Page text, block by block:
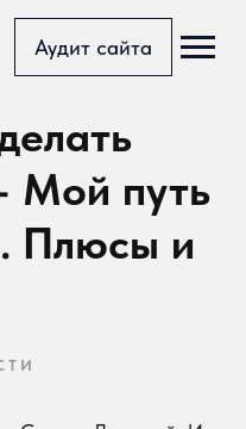
сайта
Главная
Услуги
путь
и
И
в